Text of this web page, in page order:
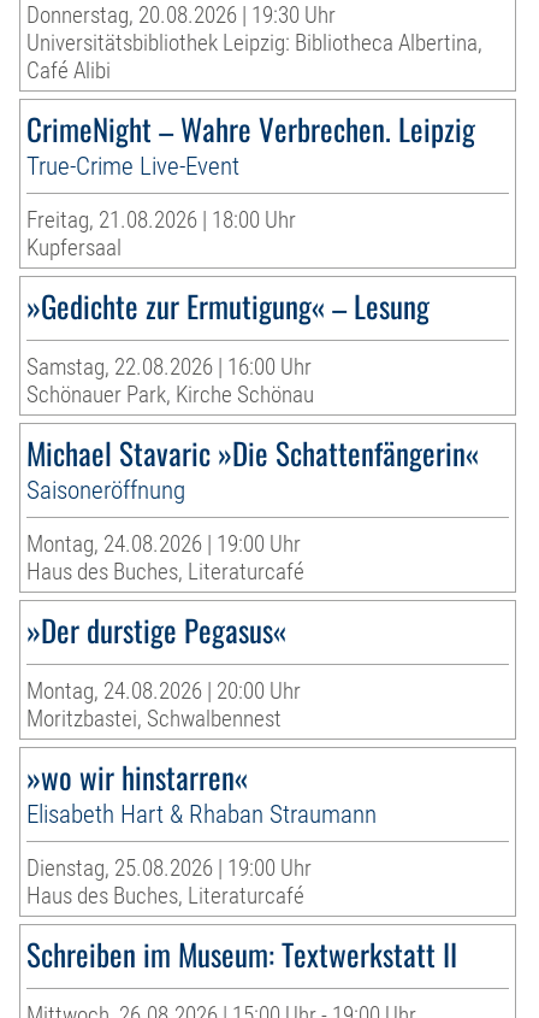
Donnerstag, 20.08.2026 | 19:30 Uhr
Universitätsbibliothek Leipzig: Bibliotheca Albertina,
Café Alibi
CrimeNight – Wahre Verbrechen. Leipzig
True-Crime Live-Event
Freitag, 21.08.2026 | 18:00 Uhr
Kupfersaal
»Gedichte zur Ermutigung« – Lesung
Samstag, 22.08.2026 | 16:00 Uhr
Schönauer Park, Kirche Schönau
Michael Stavaric »Die Schattenfängerin«
Saisoneröffnung
Montag, 24.08.2026 | 19:00 Uhr
Haus des Buches, Literaturcafé
»Der durstige Pegasus«
Montag, 24.08.2026 | 20:00 Uhr
Moritzbastei, Schwalbennest
»wo wir hinstarren«
Elisabeth Hart & Rhaban Straumann
Dienstag, 25.08.2026 | 19:00 Uhr
Haus des Buches, Literaturcafé
Schreiben im Museum: Textwerkstatt II